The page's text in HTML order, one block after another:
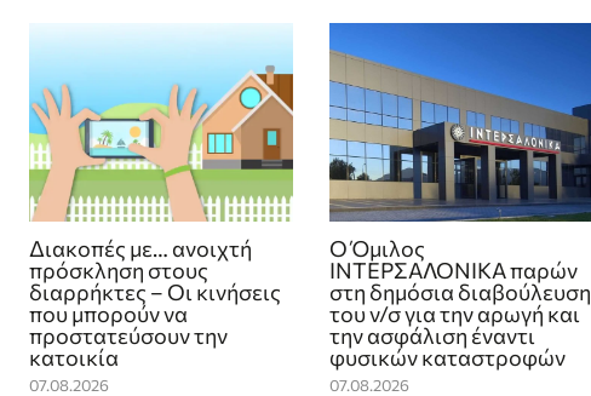
Διακοπές με… ανοιχτή
πρόσκληση στους
διαρρήκτες – Οι κινήσεις
που μπορούν να
προστατεύσουν την
κατοικία
07.08.2026
Ο Όμιλος
ΙΝΤΕΡΣΑΛΟΝΙΚΑ παρών
στη δημόσια διαβούλευση
του ν/σ για την αρωγή και
την ασφάλιση έναντι
φυσικών καταστροφών
07.08.2026